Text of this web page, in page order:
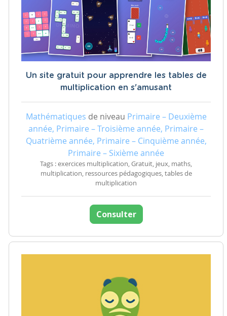
Un site gratuit pour apprendre les tables de
multiplication en s'amusant
Mathématiques de niveau Primaire – Deuxième
année, Primaire – Troisième année, Primaire –
Quatrième année, Primaire – Cinquième année,
Primaire – Sixième année
Tags : exercices multiplication, Gratuit, jeux, maths,
multiplication, ressources pédagogiques, tables de
multiplication
Consulter